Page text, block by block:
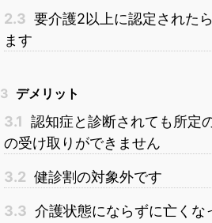
2.3 要介護2以上に認定された
ます
3 デメリット
3.1 認知症と診断されても所定
の受け取りができません
3.2 健診割の対象外です
3.3 介護状態にならずに亡く